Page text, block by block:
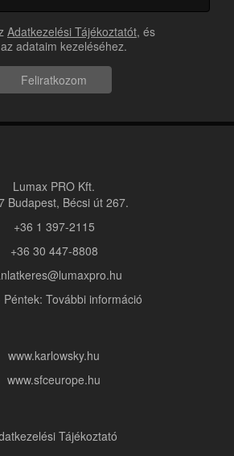
Adatkezelési Tájékoztatót, és
adataim kezeléséhez.
Feliratkozom
Lumax PRO Kft.
Budapest, Bécsi út 267.
+36 1 397-2115
+36 30 447-8808
Péntek: További információ
www.karlowsky.hu
www.sfceurope.hu
Tájékoztató